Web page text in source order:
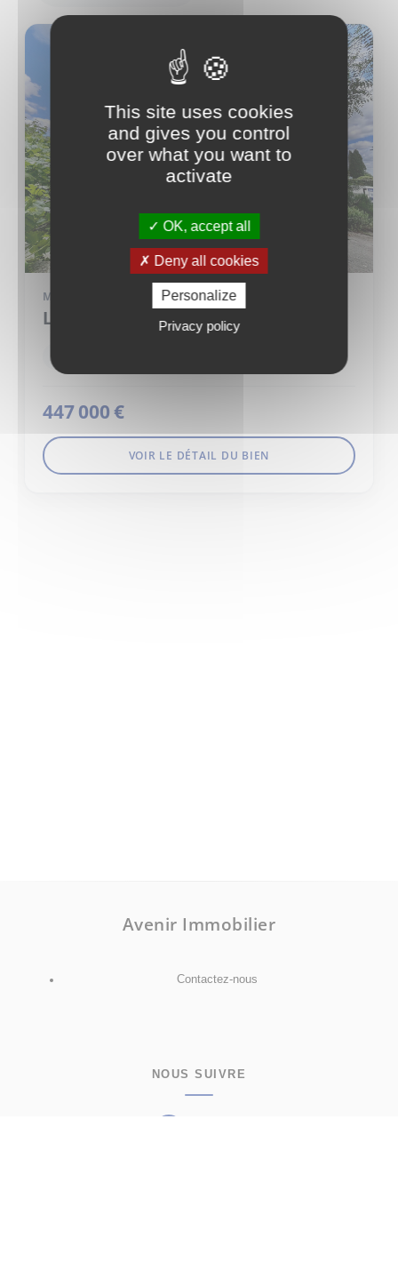
MAISON
LATTES (34970)
447 000 €
VOIR LE DÉTAIL DU BIEN
Avenir Immobilier
Contactez-nous
NOUS SUIVRE
This site uses cookies
and gives you control
over what you want to
activate
OK, accept all
Deny all cookies
Personalize
Privacy policy